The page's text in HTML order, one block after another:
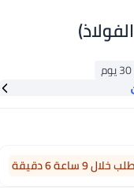
خلال 9 ساعة 6 دقيقة